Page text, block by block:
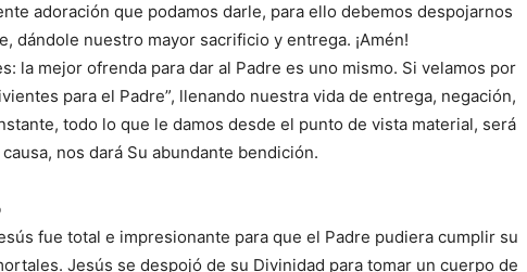
adoración que podamos darle, para ello debemos despojarnos
dándole nuestro mayor sacrificio y entrega. ¡Amén!
la mejor ofrenda para dar al Padre es uno mismo. Si velamos por
para el Padre”, llenando nuestra vida de entrega, negación,
todo lo que le damos desde el punto de vista material, será
nos dará Su abundante bendición.
fue total e impresionante para que el Padre pudiera cumplir su
Jesús se despojó de su Divinidad para tomar un cuerpo de